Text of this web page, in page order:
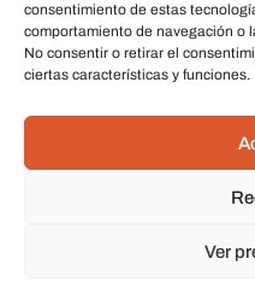
consentimiento de estas
comportamiento de navegación o
No consentir o retirar el
ciertas características y funciones.
Ver
Aguas
Datos
Dirección:C/ Stella